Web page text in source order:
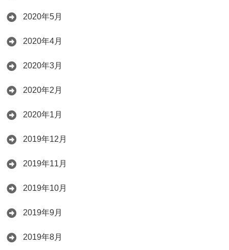
2020年5月
2020年4月
2020年3月
2020年2月
2020年1月
2019年12月
2019年11月
2019年10月
2019年9月
2019年8月